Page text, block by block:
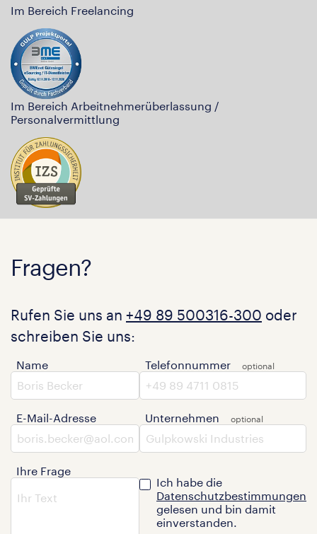
Im Bereich Freelancing
Im Bereich Arbeitnehmerüberlassung /
Personalvermittlung
Fragen?
Rufen Sie uns an +49 89 500316-300 oder
schreiben Sie uns:
Name
E-Mail-Adresse
Ihre Frage
Telefonnummer
Unternehmen
Ich habe die
Datenschutzbestimmungen
gelesen und bin damit
einverstanden.